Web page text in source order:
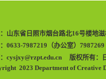
山东省日照市烟台路北16号楼地滋
0633-7987219（办公室）
cysjxy@rzpt.edu.cn 版权所有：
2023 Department of Creative